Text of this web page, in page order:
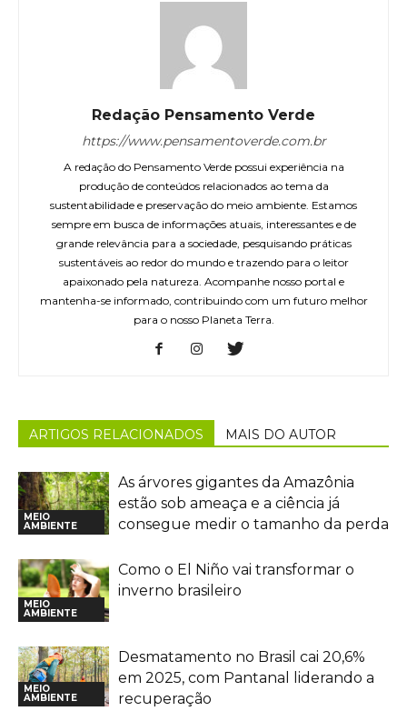
Redação Pensamento Verde
https://www.pensamentoverde.com.br
A redação do Pensamento Verde possui experiência na
produção de conteúdos relacionados ao tema da
sustentabilidade e preservação do meio ambiente. Estamos
sempre em busca de informações atuais, interessantes e de
grande relevância para a sociedade, pesquisando práticas
sustentáveis ao redor do mundo e trazendo para o leitor
apaixonado pela natureza. Acompanhe nosso portal e
mantenha-se informado, contribuindo com um futuro melhor
para o nosso Planeta Terra.
ARTIGOS RELACIONADOS MAIS DO AUTOR
MEIO
AMBIENTE
As árvores gigantes da Amazônia
estão sob ameaça e a ciência já
consegue medir o tamanho da perda
MEIO
AMBIENTE
Como o El Niño vai transformar o
inverno brasileiro
MEIO
AMBIENTE
Desmatamento no Brasil cai 20,6%
em 2025, com Pantanal liderando a
recuperação